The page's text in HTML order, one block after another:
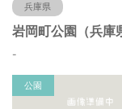
兵庫県
-
公園